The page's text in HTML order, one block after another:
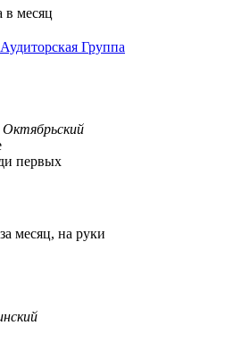
в месяц
Группа
Октябрьский
первых
за месяц, на руки